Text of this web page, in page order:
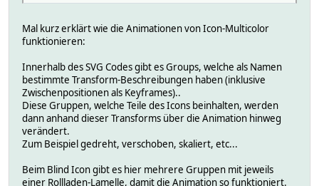
Mal kurz erklärt wie die Animationen von Icon-Multicolor
funktionieren:
Innerhalb des SVG Codes gibt es Groups, welche als Namen
bestimmte Transform-Beschreibungen haben (inklusive
Zwischenpositionen als Keyframes)..
Diese Gruppen, welche Teile des Icons beinhalten, werden
dann anhand dieser Transforms über die Animation hinweg
verändert.
Zum Beispiel gedreht, verschoben, skaliert, etc...
Beim Blind Icon gibt es hier mehrere Gruppen mit jeweils
einer Rollladen-Lamelle, damit die Animation so funktioniert.